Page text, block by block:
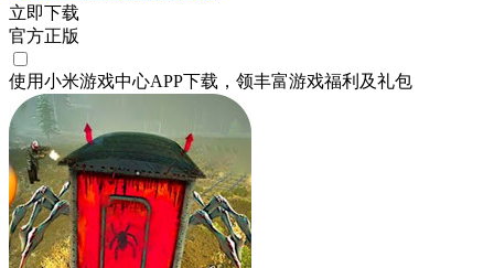
立即下载
官方正版
使用小米游戏中心APP下载 ，领丰富游戏福利 及礼包